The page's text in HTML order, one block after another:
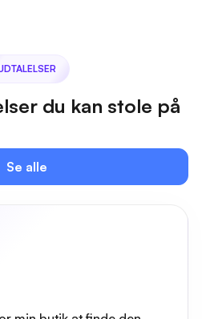
du kan stole på
Se alle